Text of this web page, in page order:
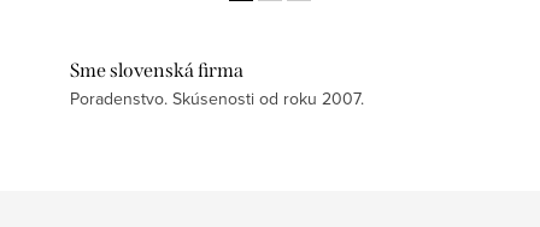
Sme slovenská firma
Poradenstvo. Skúsenosti od roku 2007.